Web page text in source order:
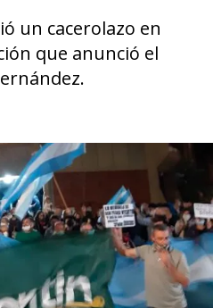
un cacerolazo en
que anunció el